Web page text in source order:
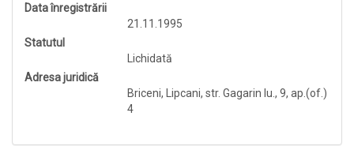
Data înregistrării
21.11.1995
Statutul
Lichidată
Adresa juridică
Briceni, Lipcani, str. Gagarin Iu., 9, ap.(of.)
4